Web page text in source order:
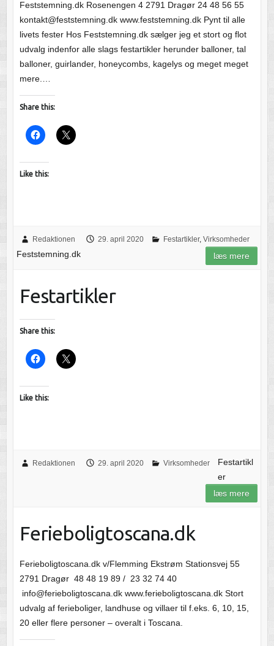
Feststemning.dk Rosenengen 4 2791 Dragør 24 48 56 55
kontakt@feststemning.dk www.feststemning.dk Pynt til alle
livets fester Hos Feststemning.dk sælger jeg et stort og flot
udvalg indenfor alle slags festartikler herunder balloner, tal
balloner, guirlander, honeycombs, kagelys og meget meget
mere.…
Share this:
Like this:
Redaktionen 29. april 2020 Festartikler, Virksomheder
Feststemning.dk læs mere
Festartikler
Share this:
Like this:
Redaktionen 29. april 2020 Virksomheder
Festartikl
er
læs mere
Ferieboligtoscana.dk
Ferieboligtoscana.dk v/Flemming Ekstrøm Stationsvej 55
2791 Dragør 48 48 19 89 / 23 32 74 40
info@ferieboligtoscana.dk www.ferieboligtoscana.dk Stort
udvalg af ferieboliger, landhuse og villaer til f.eks. 6, 10, 15,
20 eller flere personer – overalt i Toscana.